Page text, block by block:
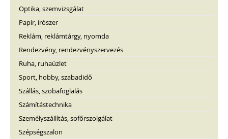
Optika, szemvizsgálat
Papír, írószer
Reklám, reklámtárgy, nyomda
Rendezvény, rendezvényszervezés
Ruha, ruhaüzlet
Sport, hobby, szabadidő
Szállás, szobafoglalás
Számítástechnika
Személyszállítás, sofőrszolgálat
Szépségszalon